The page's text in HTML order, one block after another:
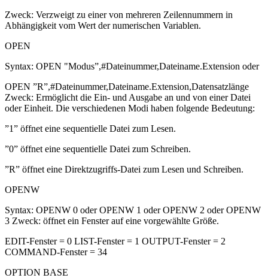
Zweck: Verzweigt zu einer von mehreren Zeilennummern in
Abhängigkeit vom Wert der numerischen Variablen.
OPEN
Syntax: OPEN "Modus”,#Dateinummer,Dateiname.Extension oder
OPEN ”R”,#Dateinummer,Dateiname.Extension,Datensatzlänge
Zweck: Ermöglicht die Ein- und Ausgabe an und von einer Datei
oder Einheit. Die verschiedenen Modi haben folgende Bedeutung:
”1” öffnet eine sequentielle Datei zum Lesen.
”0” öffnet eine sequentielle Datei zum Schreiben.
”R” öffnet eine Direktzugriffs-Datei zum Lesen und Schreiben.
OPENW
Syntax: OPENW 0 oder OPENW 1 oder OPENW 2 oder OPENW
3 Zweck: öffnet ein Fenster auf eine vorgewählte Größe.
EDIT-Fenster = 0 LIST-Fenster = 1 OUTPUT-Fenster = 2
COMMAND-Fenster = 34
OPTION BASE